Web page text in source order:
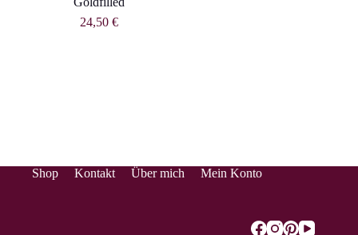
24,50 €
Shop Kontakt Über mich Mein Konto